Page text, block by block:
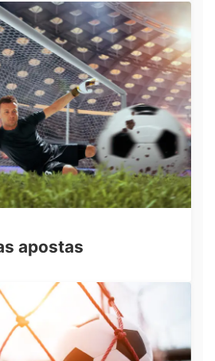
apostas